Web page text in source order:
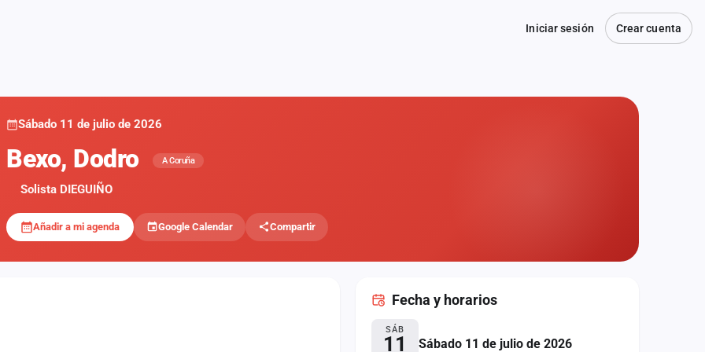
Iniciar sesión Crear cuenta
Sábado 11 de julio de 2026
Bexo, Dodro A Coruña
Solista DIEGUIÑO
Añadir a mi agenda Google Calendar Compartir
Fecha y horarios
SÁB
11 Sábado 11 de julio de 2026